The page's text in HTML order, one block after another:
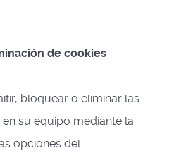
de cookies
bloquear o eliminar las
su equipo mediante la
opciones del